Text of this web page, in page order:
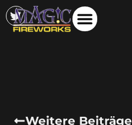
Weitere Beiträge